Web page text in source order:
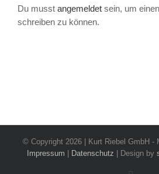
Du musst angemeldet sein, um
schreiben zu können.
© Copyright 2026 | Kurt Riebel GmbH -
Impressum
Datenschutz | Design by